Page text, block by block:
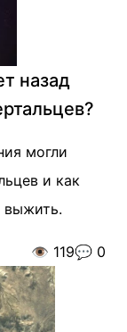
назад
могли
и как
выжить.
👁️ 119💬 0